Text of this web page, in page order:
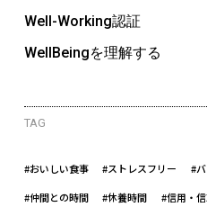
Well-Working認証
WellBeingを理解する
TAG
#おいしい食事 #ストレスフリー #
#仲間との時間 #休養時間 #信用・